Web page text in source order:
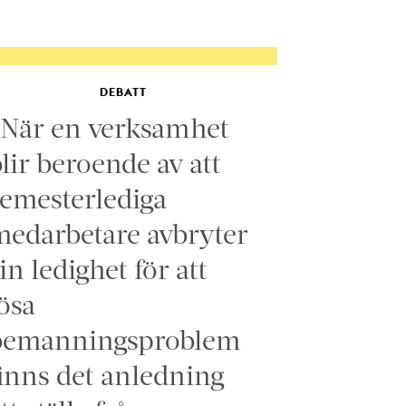
DEBATT
en verksamhet
beroende av att
avbryter
ledighet för att
det anledning